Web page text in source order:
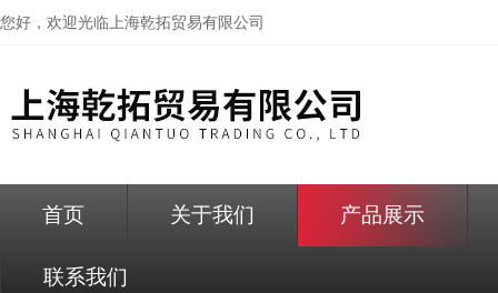
您好，欢迎光临上海乾拓贸易有限公司
首页 关于我们 产品展示
联系我们